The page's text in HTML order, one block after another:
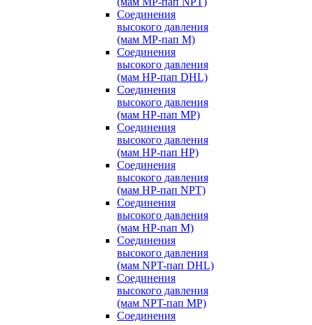
Соединения
высокого давления
(мам MP-пап M)
Соединения
высокого давления
(мам HP-пап DHL)
Соединения
высокого давления
(мам HP-пап MP)
Соединения
высокого давления
(мам HP-пап HP)
Соединения
высокого давления
(мам HP-пап NPT)
Соединения
высокого давления
(мам HP-пап M)
Соединения
высокого давления
(мам NPT-пап DHL)
Соединения
высокого давления
(мам NPT-пап MP)
Соединения